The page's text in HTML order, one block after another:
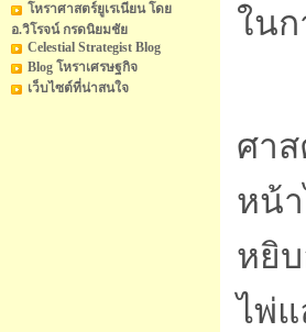
โหราศาสตร์ยูเรเนียน โดย
อ.วิโรจน์ กรดนิยมชัย
Celestial Strategist Blog
Blog โหราเศรษฐกิจ
เว็บไซต์ที่น่าสนใจ
ใน
ไ
ศา
หน้
หยิ
ไพ่